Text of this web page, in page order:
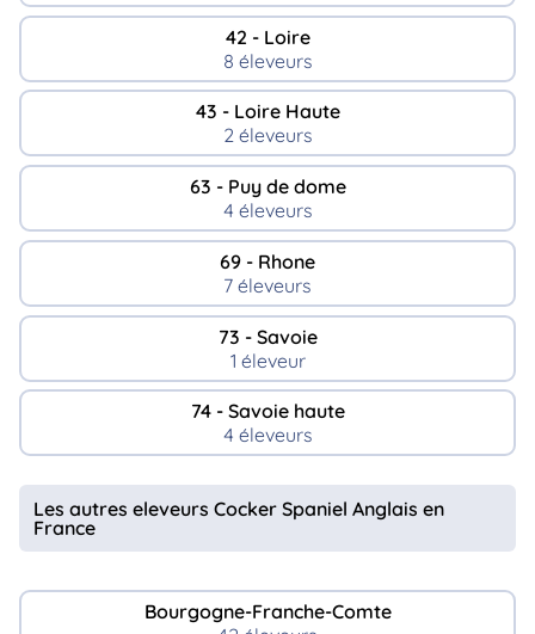
42 - Loire
8 éleveurs
43 - Loire Haute
2 éleveurs
63 - Puy de dome
4 éleveurs
69 - Rhone
7 éleveurs
73 - Savoie
1 éleveur
74 - Savoie haute
4 éleveurs
Les autres eleveurs Cocker Spaniel Anglais en
France
Bourgogne-Franche-Comte